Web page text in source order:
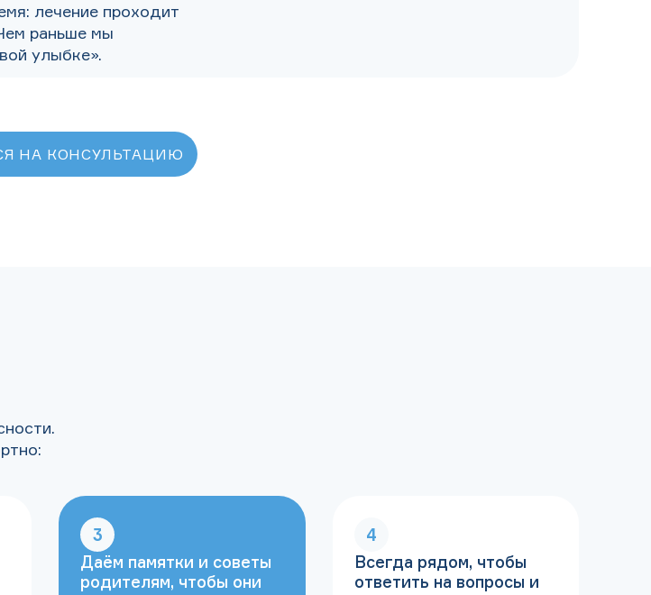
лечение проходит
раньше мы
улыбке».
НА КОНСУЛЬТАЦИЮ
3
Даём памятки и советы
родителям, чтобы они
4
Всегда рядом, чтобы
ответить на вопросы и